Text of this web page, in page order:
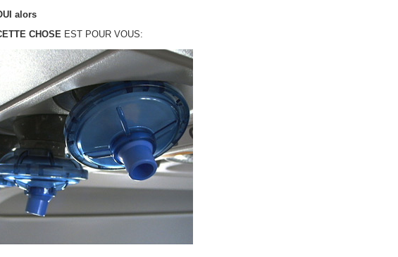
alors
CHOSE EST POUR VOUS: